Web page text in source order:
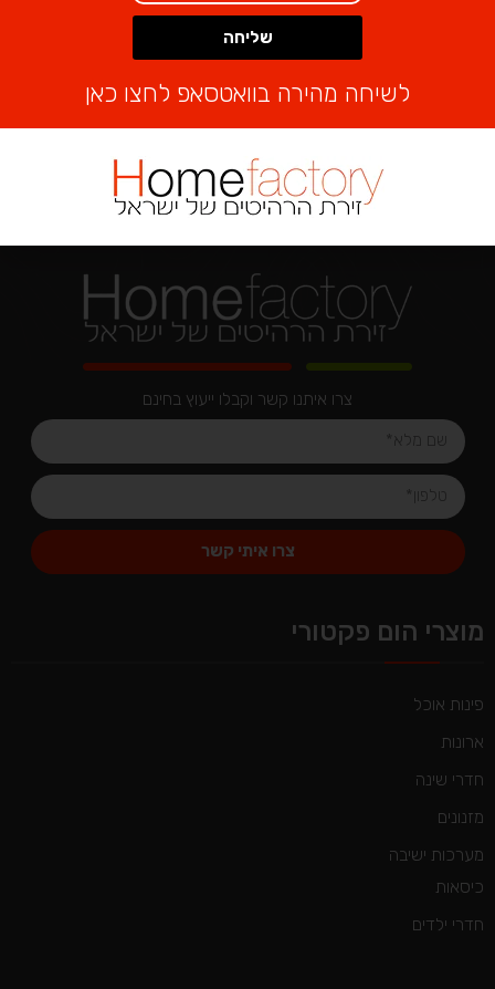
מיטת ג’רזי
₪3,450
ספת לידר
₪3,700
צרו איתנו קשר וקבלו ייעוץ בחינם
צרו איתי קשר
מוצרי הום פקטורי
פינות אוכל
ארונות
חדרי שינה
מזנונים
מערכות ישיבה
כיסאות
חדרי ילדים
שליחה
לשיחה מהירה בוואטסאפ לחצו כאן